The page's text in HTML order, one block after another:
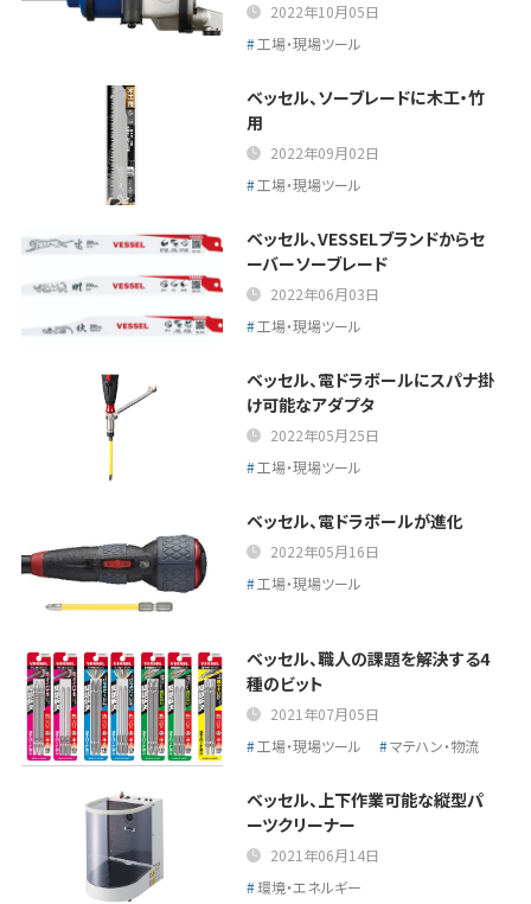
2022年10月05日
工場・現場ツール
ベッセル、ソーブレードに木工・竹
用
2022年09月02日
工場・現場ツール
ベッセル、VESSELブランドからセ
ーバーソーブレード
2022年06月03日
工場・現場ツール
ベッセル、電ドラボールにスパナ掛
け可能なアダプタ
2022年05月25日
工場・現場ツール
ベッセル、電ドラボールが進化
2022年05月16日
工場・現場ツール
ベッセル、職人の課題を解決する4
種のビット
2021年07月05日
工場・現場ツール
マテハン・物流
ベッセル、上下作業可能な縦型パ
ーツクリーナー
2021年06月14日
環境・エネルギー